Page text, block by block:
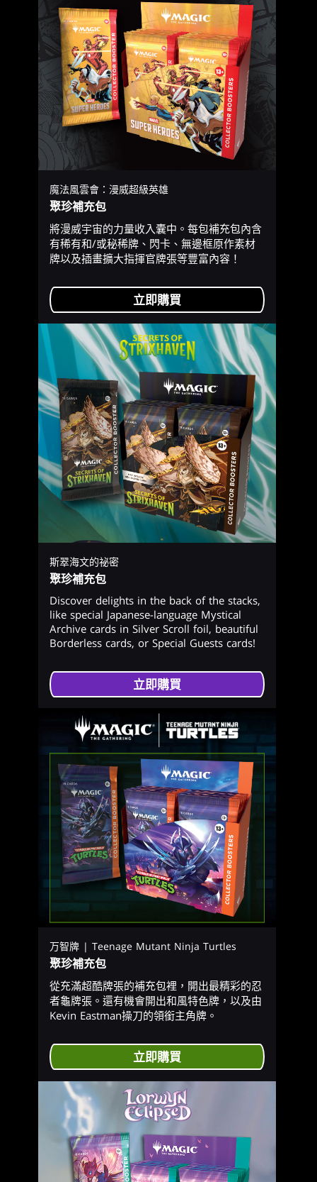
魔法風雲會：漫威超級英雄
聚珍補充包
將漫威宇宙的力量收入囊中。每包補充包內含
有稀有和/或秘稀牌、閃卡、無邊框原作素材
牌以及插畫擴大指揮官牌張等豐富內容！
立即購買
斯翠海文的祕密
聚珍補充包
Discover delights in the back of the stacks,
like special Japanese-language Mystical
Archive cards in Silver Scroll foil, beautiful
Borderless cards, or Special Guests cards!
立即購買
万智牌 | Teenage Mutant Ninja Turtles
聚珍補充包
從充滿超酷牌張的補充包裡，開出最精彩的忍
者龜牌張。還有機會開出和風特色牌，以及由
Kevin Eastman操刀的領銜主角牌。
立即購買